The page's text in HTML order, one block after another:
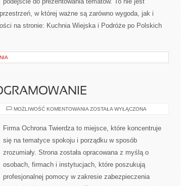
w której ważne są zarówno wygoda, jak i
na stronie: Kuchnia Wiejska i Podróże po Polskich
MOŻLIWOŚĆ KOMENTOWANIA NARZĘDZIA
ZOSTAŁA WYŁĄCZONA
Firma Ochrona Twierdza to miejsce, które koncentruje
się na tematyce spokoju i porządku w sposób
zrozumiały. Strona została opracowana z myślą o
osobach, firmach i instytucjach, które poszukują
profesjonalnej pomocy w zakresie zabezpieczenia